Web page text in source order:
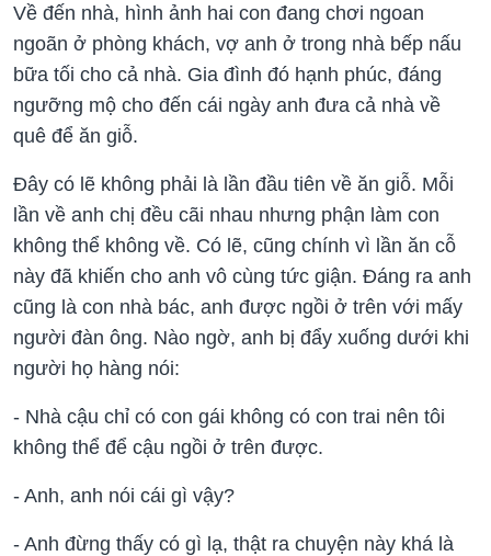
Về đến nhà, hình ảnh hai con đang chơi ngoan
ngoãn ở phòng khách, vợ anh ở trong nhà bếp nấu
bữa tối cho cả nhà. Gia đình đó hạnh phúc, đáng
ngưỡng mộ cho đến cái ngày anh đưa cả nhà về
quê để ăn giỗ.
Đây có lẽ không phải là lần đầu tiên về ăn giỗ. Mỗi
lần về anh chị đều cãi nhau nhưng phận làm con
không thể không về. Có lẽ, cũng chính vì lần ăn cỗ
này đã khiến cho anh vô cùng tức giận. Đáng ra anh
cũng là con nhà bác, anh được ngồi ở trên với mấy
người đàn ông. Nào ngờ, anh bị đẩy xuống dưới khi
người họ hàng nói:
- Nhà cậu chỉ có con gái không có con trai nên tôi
không thể để cậu ngồi ở trên được.
- Anh, anh nói cái gì vậy?
- Anh đừng thấy có gì lạ, thật ra chuyện này khá là